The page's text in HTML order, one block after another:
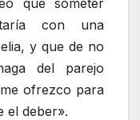
con una
y que de no
del parejo
ofrezco para
el deber».